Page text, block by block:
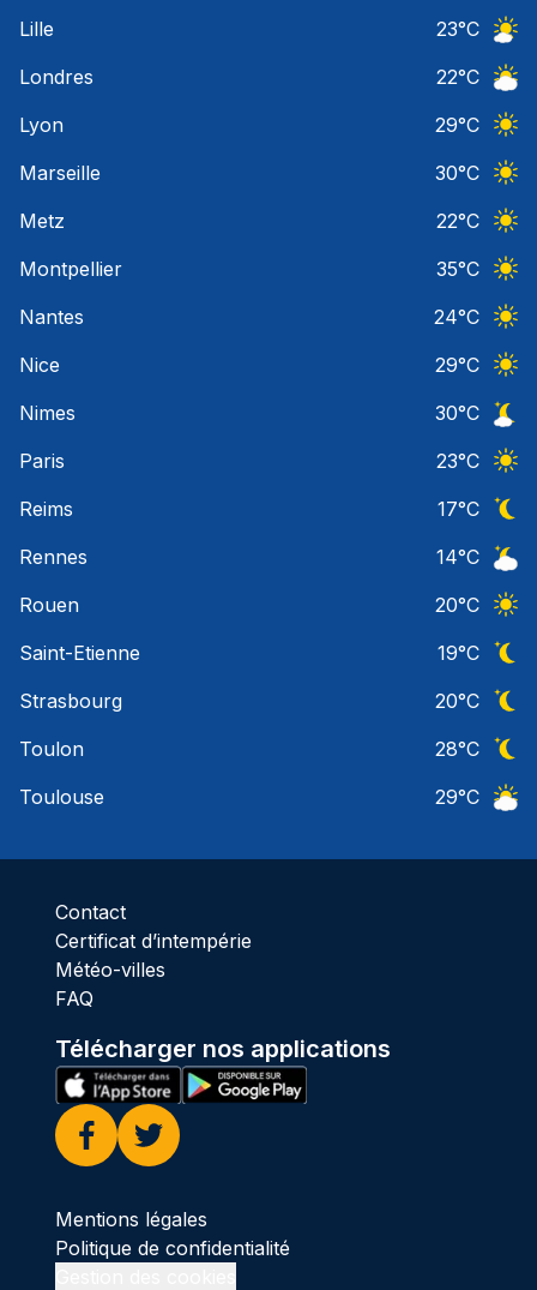
Lille
23°C
Londres
22°C
Lyon
29°C
Marseille
30°C
Metz
22°C
Montpellier
35°C
Nantes
24°C
Nice
29°C
Nimes
30°C
Paris
23°C
Reims
17°C
Rennes
14°C
Rouen
20°C
Saint-Etienne
19°C
Strasbourg
20°C
Toulon
28°C
Toulouse
29°C
Contact
Certificat d’intempérie
Météo-villes
FAQ
Télécharger nos applications
Facebook
Twitter
Mentions légales
Politique de confidentialité